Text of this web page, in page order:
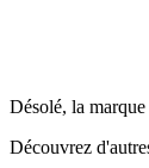
Désolé, la marque
Découvrez